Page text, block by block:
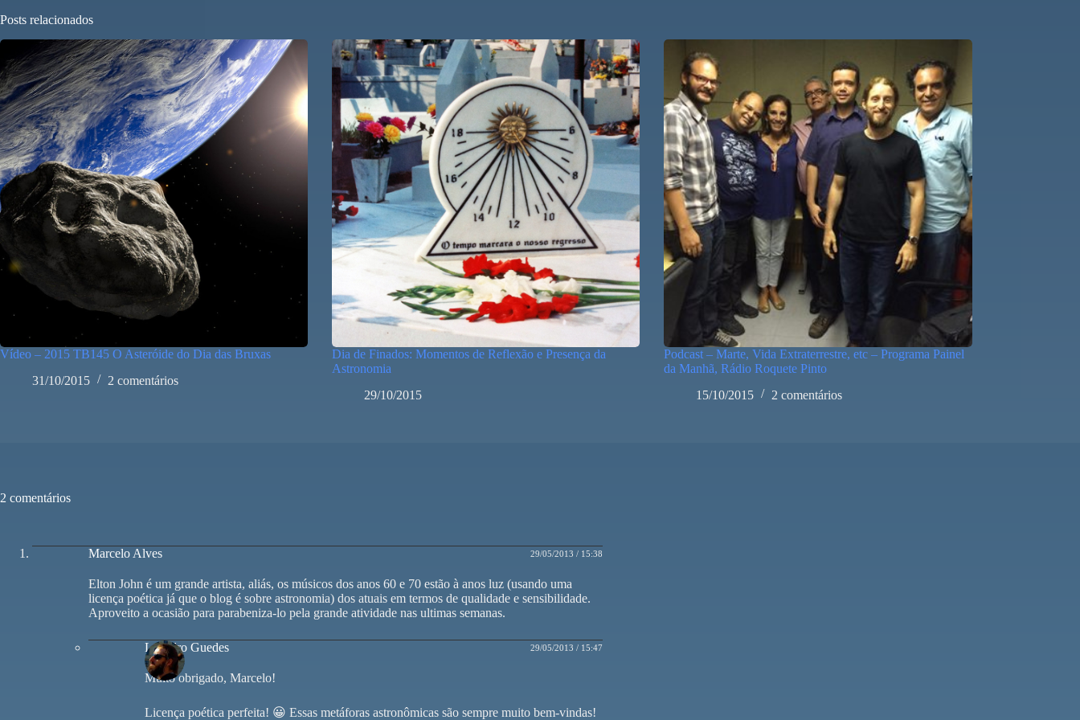
Posts relacionados
Vídeo – 2015 TB145 O Asteróide do Dia das Bruxas
31/10/2015
2 comentários
Dia de Finados: Momentos de Reflexão e Presença da
Astronomia
29/10/2015
Podcast – Marte, Vida Extraterrestre, etc – Programa Painel
da Manhã, Rádio Roquete Pinto
15/10/2015
2 comentários
2 comentários
Marcelo Alves 29/05/2013 / 15:38
Elton John é um grande artista, aliás, os músicos dos anos 60 e 70 estão à anos luz (usando uma
licença poética já que o blog é sobre astronomia) dos atuais em termos de qualidade e sensibilidade.
Aproveito a ocasião para parabeniza-lo pela grande atividade nas ultimas semanas.
Leandro Guedes 29/05/2013 / 15:47
Muito obrigado, Marcelo!
Licença poética perfeita! 😀 Essas metáforas astronômicas são sempre muito bem-vindas!